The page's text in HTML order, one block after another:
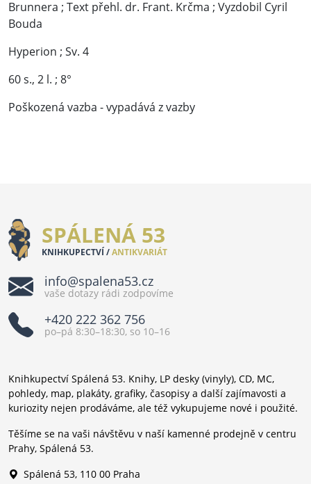
Brunnera ; Text přehl. dr. Frant. Krčma ; Vyzdobil Cyril
Bouda
Hyperion ; Sv. 4
60 s., 2 l. ; 8°
Poškozená vazba - vypadává z vazby
SPÁLENÁ 53
KNIHKUPECTVÍ /ANTIKVARIÁT
info@spalena53.cz
vaše dotazy rádi zodpovíme
+420 222 362 756
po–pá 8:30–18:30, so 10–16
Knihkupectví Spálená 53. Knihy, LP desky (vinyly), CD, MC,
pohledy, map, plakáty, grafiky, časopisy a další zajímavosti a
kuriozity nejen prodáváme, ale též vykupujeme nové i použité.
Těšíme se na vaši návštěvu v naší kamenné prodejně v centru
Prahy, Spálená 53.
Spálená 53, 110 00 Praha